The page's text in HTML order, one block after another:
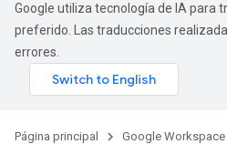
Google utiliza tecnología de IA para
preferido. Las traducciones
errores.
Página principal Google Workspace